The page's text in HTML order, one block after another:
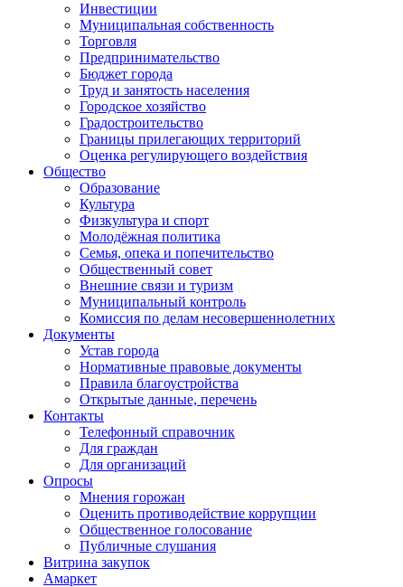
Инвестиции
Муниципальная собственность
Торговля
Предпринимательство
Бюджет города
Труд и занятость населения
Городское хозяйство
Градостроительство
Границы прилегающих территорий
Оценка регулирующего воздействия
Общество
Образование
Культура
Физкультура и спорт
Молодёжная политика
Семья, опека и попечительство
Общественный совет
Внешние связи и туризм
Муниципальный контроль
Комиссия по делам несовершеннолетних
Документы
Устав города
Нормативные правовые документы
Правила благоустройства
Открытые данные, перечень
Контакты
Телефонный справочник
Для граждан
Для организаций
Опросы
Мнения горожан
Оценить противодействие коррупции
Общественное голосование
Публичные слушания
Витрина закупок
Амаркет